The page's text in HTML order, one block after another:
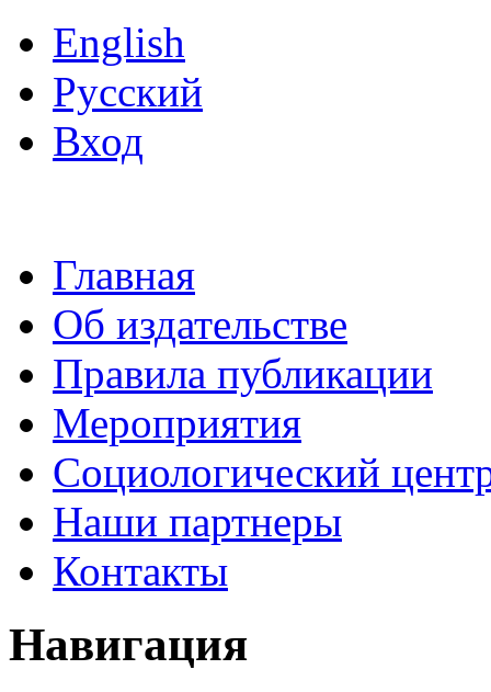
English
Русский
Вход
Главная
Об издательстве
Правила публикации
Мероприятия
Социологический
Наши партнеры
Контакты
Навигация